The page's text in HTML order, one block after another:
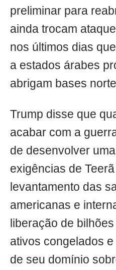
preliminar para
ainda trocam
nos últimos dias
a estados árabes
abrigam bases
Trump disse que
acabar com a
de desenvolver
exigências de
levantamento das
americanas e
liberação de
ativos congelados
de seu domínio